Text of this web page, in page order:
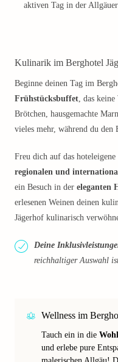
aktiven Tag in der
Kulinarik im Berghotel
Beginne deinen Tag im
Frühstücksbuffet, das
Brötchen, hausgemachte
vieles mehr, während du den
Freu dich auf das
regionalen und
ein Besuch in der eleganten
erlesenen Weinen deinen
Jägerhof kulinarisch
Deine
reichhaltiger Auswahl
Wellness im
Tauch ein in die
und erlebe pure